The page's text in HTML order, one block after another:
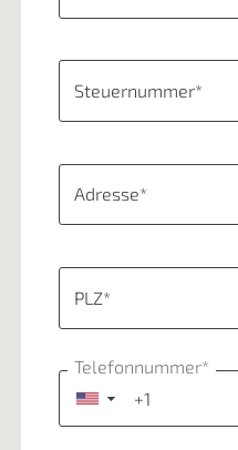
Steuernummer*
Adresse*
PLZ*
Telefonnummer*
▼